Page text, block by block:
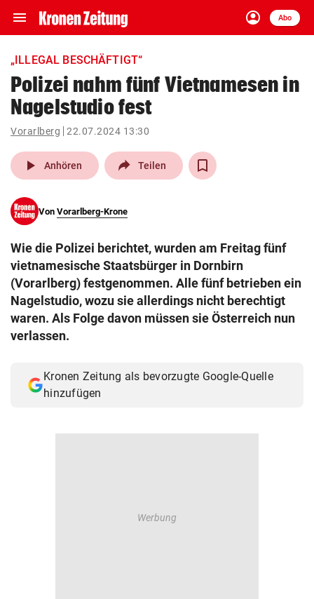
menu Navigation
ein-/ausklappen
account_circle
Anmelden
Abo
close Schließen
account_circle Anmelden
pin_drop
Wien arrow_right
search
eingeben
© Krone Multimedia GmbH & Co KG 2026
Muthgasse 2, 1190 Wien
„ILLEGAL BESCHÄFTIGT“
Polizei nahm fünf Vietnamesen in
Nagelstudio fest
Vorarlberg 22.07.2024 13:30
play_arrow Anhören Teilen
Von Vorarlberg-Krone
Wie die Polizei berichtet, wurden am Freitag fünf
vietnamesische Staatsbürger in Dornbirn
(Vorarlberg) festgenommen. Alle fünf betrieben ein
Nagelstudio, wozu sie allerdings nicht berechtigt
waren. Als Folge davon müssen sie Österreich nun
verlassen.
Kronen Zeitung als bevorzugte Google-Quelle
hinzufügen